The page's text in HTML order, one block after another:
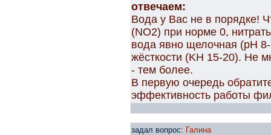
отвечаем:
Вода у Вас не в порядке!
(NO2) при норме 0,
вода явно щелочная (pH
жёсткости (KH 15-20). Не
- тем более.
В первую очередь
эффективность работы
задал вопрос: Галина